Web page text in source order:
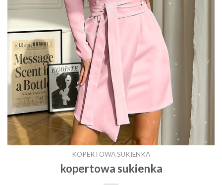
KOPERTOWA SUKIENKA
kopertowa sukienka